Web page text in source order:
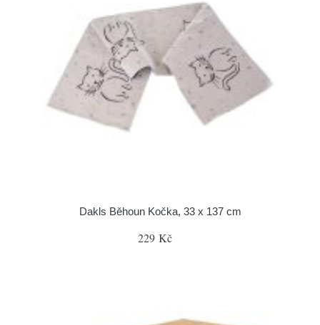
Dakls Běhoun Kočka, 33 x 137 cm
229 Kč